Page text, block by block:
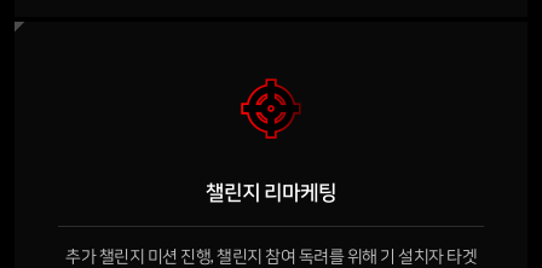
챌린지 리마케팅
추가 챌린지 미션 진행, 챌린지 참여 독려를 위해 기 설치자 타겟